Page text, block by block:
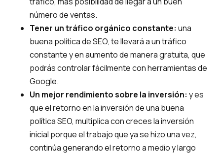
número de ventas.
Tener un tráfico orgánico constante: una
buena política de SEO, te llevará a un tráfico
constante y en aumento de manera gratuita, que
podrás controlar fácilmente con herramientas de
Google.
Un mejor rendimiento sobre la inversión: y es
que el retorno en la inversión de una buena
política SEO, multiplica con creces la inversión
inicial porque el trabajo que ya se hizo una vez,
continúa generando el retorno a medio y largo